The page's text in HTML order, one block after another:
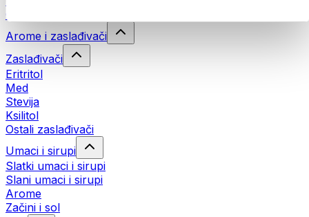
Ostali snackovi
Arome i zaslađivači
Zaslađivači
Eritritol
Med
Stevija
Ksilitol
Ostali zaslađivači
Umaci i sirupi
Slatki umaci i sirupi
Slani umaci i sirupi
Arome
Začini i sol